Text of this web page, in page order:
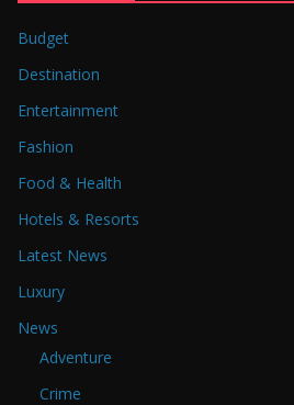
Budget
Destination
Entertainment
Fashion
Food & Health
Hotels & Resorts
Latest News
Luxury
News
Adventure
Crime